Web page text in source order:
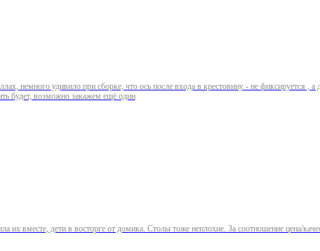
немного удивило при сборке, что ось после входа в крестовину - не фиксируется ,
будет, возможно закажем ещё один
в восторге от домика. Столы тоже неплохие. За соотношение цена/качество вообще супер. Сборка не